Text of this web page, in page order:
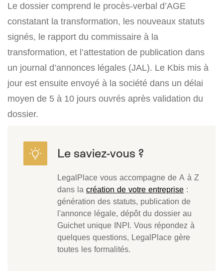
Le dossier comprend le procès-verbal d’AGE
constatant la transformation, les nouveaux statuts
signés, le rapport du commissaire à la
transformation, et l’attestation de publication dans
un journal d’annonces légales (JAL). Le Kbis mis à
jour est ensuite envoyé à la société dans un délai
moyen de 5 à 10 jours ouvrés après validation du
dossier.
LegalPlace vous accompagne de A à Z
dans la création de votre entreprise :
génération des statuts, publication de
l'annonce légale, dépôt du dossier au
Guichet unique INPI. Vous répondez à
quelques questions, LegalPlace gère
toutes les formalités.